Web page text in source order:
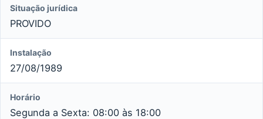
Situação jurídica
PROVIDO
Instalação
27/08/1989
Horário
Segunda a Sexta: 08:00 às 18:00